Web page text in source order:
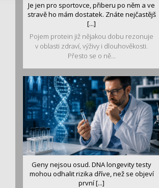
Je jen pro sportovce, přiberu po něm a ve
stravě ho mám dostatek. Znáte nejčastějš
[...]
Pojem protein již nějakou dobu rezonuje
v oblasti zdraví, výživy i dlouhověkosti.
Přesto se o ně...
Geny nejsou osud. DNA longevity testy
mohou odhalit rizika dříve, než se objeví
první [...]